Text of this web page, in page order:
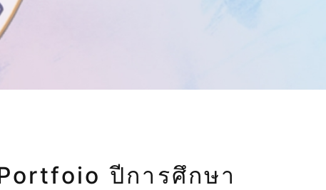
ปีการศึกษา